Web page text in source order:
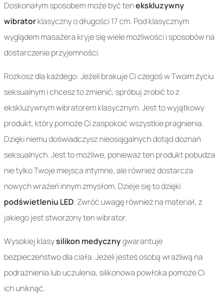
Doskonałym sposobem może być tenekskluzywny
wibratorklasyczny o długości 17 cm. Pod klasycznym
wyglądem masażera kryje się wiele możliwości i sposobów na
dostarczenie przyjemności.
Rozkosz dla każdego: Jeżeli brakuje Ci czegoś w Twoim życiu
seksualnym i chcesz to zmienić, spróbuj zrobić to z
ekskluzywnym wibratorem klasycznym. Jest to wyjątkowy
produkt, który pomoże Ci zaspokoić wszystkie pragnienia.
Dzięki niemu doświadczysz nieosiągalnych dotąd doznań
seksualnych. Jest to możliwe, ponieważ ten produkt pobudza
nie tylko Twoje miejsca intymne, ale również dostarcza
nowych wrażeń innym zmysłom. Dzieje się to dzięki
podświetleniu LED. Zwróć uwagę również na materiał, z
jakiego jest stworzony ten wibrator.
Wysokiej klasysilikon medycznygwarantuje
bezpieczeństwo dla ciała. Jeżeli jesteś osobą wrażliwą na
podrażnienia lub uczulenia, silikonowa powłoka pomoże Ci
ich uniknąć.